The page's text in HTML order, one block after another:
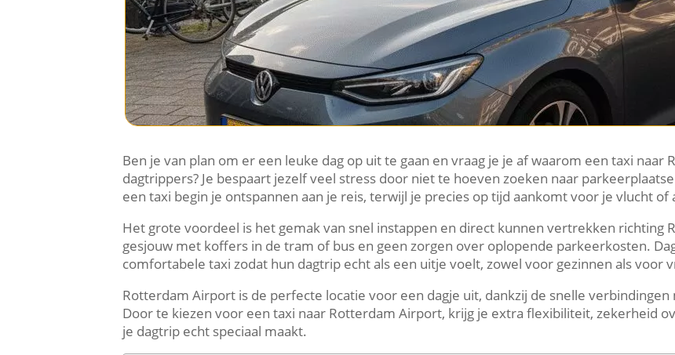
Ben je van plan om er een leuke dag op uit te gaan en vraag je je af waarom een taxi
dagtrippers? Je bespaart jezelf veel stress door niet te hoeven zoeken naar
een taxi begin je ontspannen aan je reis, terwijl je precies op tijd aankomt voor je vlucht of
Het grote voordeel is het gemak van snel instappen en direct kunnen vertrekken richting
gesjouw met koffers in de tram of bus en geen zorgen over oplopende parkeerkosten.
comfortabele taxi zodat hun dagtrip echt als een uitje voelt, zowel voor gezinnen als voor
Rotterdam Airport is de perfecte locatie voor een dagje uit, dankzij de snelle
Door te kiezen voor een taxi naar Rotterdam Airport, krijg je extra flexibiliteit, zekerheid
je dagtrip echt speciaal maakt.